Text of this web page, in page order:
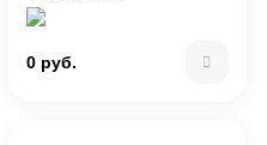
0 руб.